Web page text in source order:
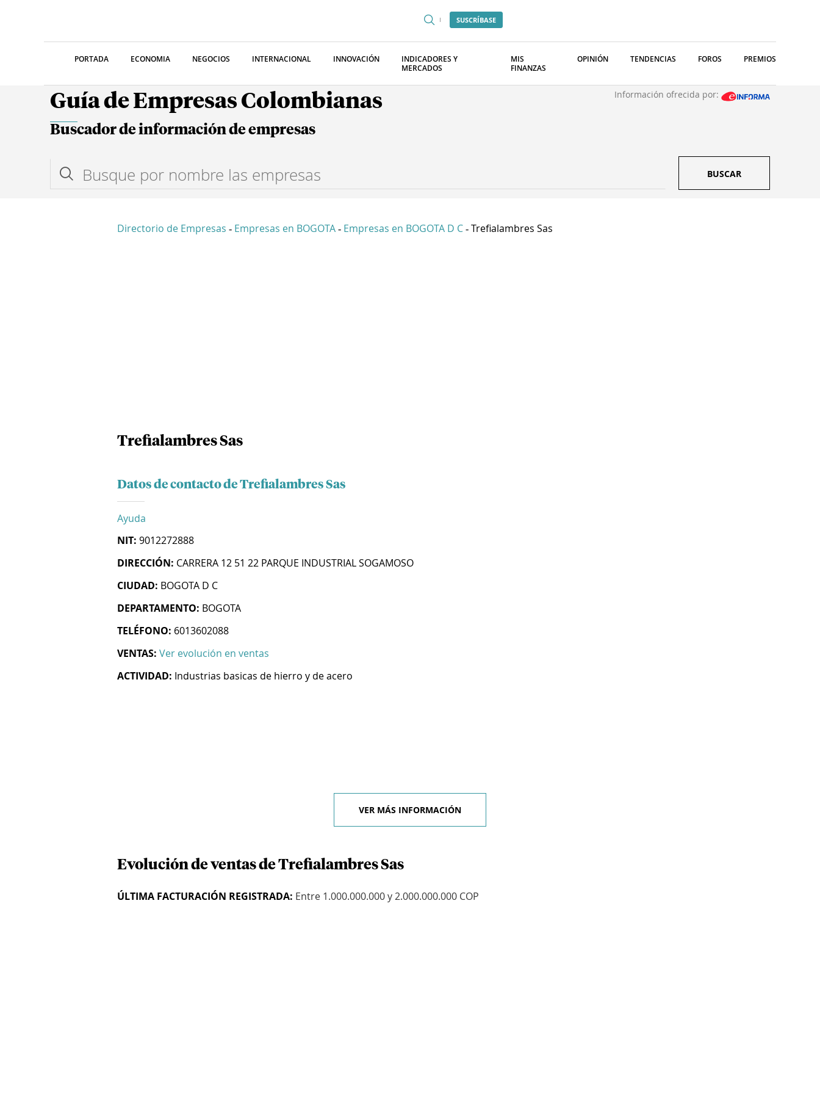
SUSCRÍBASE
PORTADA ECONOMIA NEGOCIOS INTERNACIONAL INNOVACIÓN
INDICADORES Y
MERCADOS
MIS
FINANZAS
OPINIÓN TENDENCIAS FOROS PREMIOS
Guía de Empresas Colombianas Información ofrecida por:
Buscador de información de empresas
BUSCAR
Directorio de Empresas - Empresas en BOGOTA - Empresas en BOGOTA D C - Trefialambres Sas
Trefialambres Sas
Datos de contacto de Trefialambres Sas
Ayuda
NIT: 9012272888
DIRECCIÓN: CARRERA 12 51 22 PARQUE INDUSTRIAL SOGAMOSO
CIUDAD: BOGOTA D C
DEPARTAMENTO: BOGOTA
TELÉFONO: 6013602088
VENTAS: Ver evolución en ventas
ACTIVIDAD: Industrias basicas de hierro y de acero
VER MÁS INFORMACIÓN
Evolución de ventas de Trefialambres Sas
ÚLTIMA FACTURACIÓN REGISTRADA: Entre 1.000.000.000 y 2.000.000.000 COP